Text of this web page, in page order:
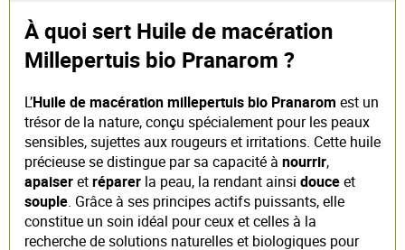
À quoi sert Huile de macération
Millepertuis bio Pranarom ?
L’Huile de macération millepertuis bio Pranarom est un
trésor de la nature, conçu spécialement pour les peaux
sensibles, sujettes aux rougeurs et irritations. Cette huile
précieuse se distingue par sa capacité à nourrir,
apaiseretréparer la peau, la rendant ainsi douceet
souple. Grâce à ses principes actifs puissants, elle
constitue un soin idéal pour ceux et celles à la
recherche de solutions naturelles et biologiques pour